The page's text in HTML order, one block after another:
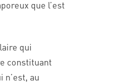
que l’est
qui
constituant
au